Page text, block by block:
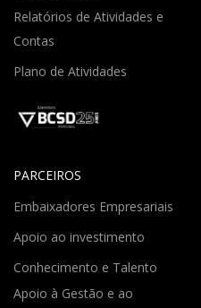
Relatórios de Atividades e
Contas
Plano de Atividades
PARCEIROS
Embaixadores Empresariais
Apoio ao investimento
Conhecimento e Talento
Apoio à Gestão e ao